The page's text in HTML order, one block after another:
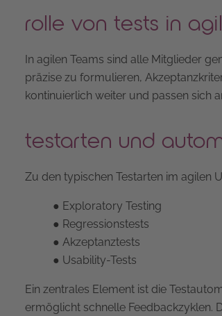
rolle von tests in
In agilen Teams sind alle Mitglieder
präzise zu formulieren,
kontinuierlich weiter und passen sich
testarten und
Zu den typischen Testarten im agilen
● Exploratory Testing
● Regressionstests
● Akzeptanztests
● Usability-Tests
Ein zentrales Element ist die
ermöglicht schnelle Feedbackzyklen.